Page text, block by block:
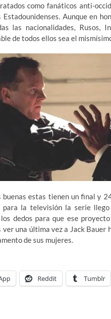
como fanáticos anti-
Aunque en
las nacionalidades, Rusos,
de todos ellos sea el
buenas estas tienen un final y
la televisión la serie
dedos para que ese
una última vez a Jack Bauer
de sus mujeres.
Reddit Tumblr